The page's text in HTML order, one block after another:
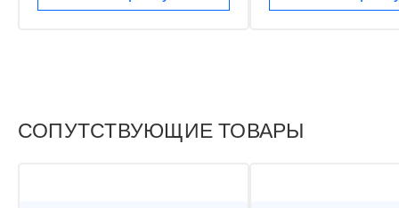
СОПУТСТВУЮЩИЕ ТОВАРЫ